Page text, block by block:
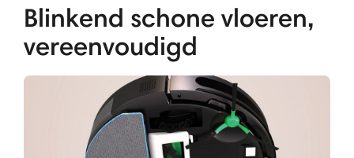
Blinkend schone vloeren,
vereenvoudigd